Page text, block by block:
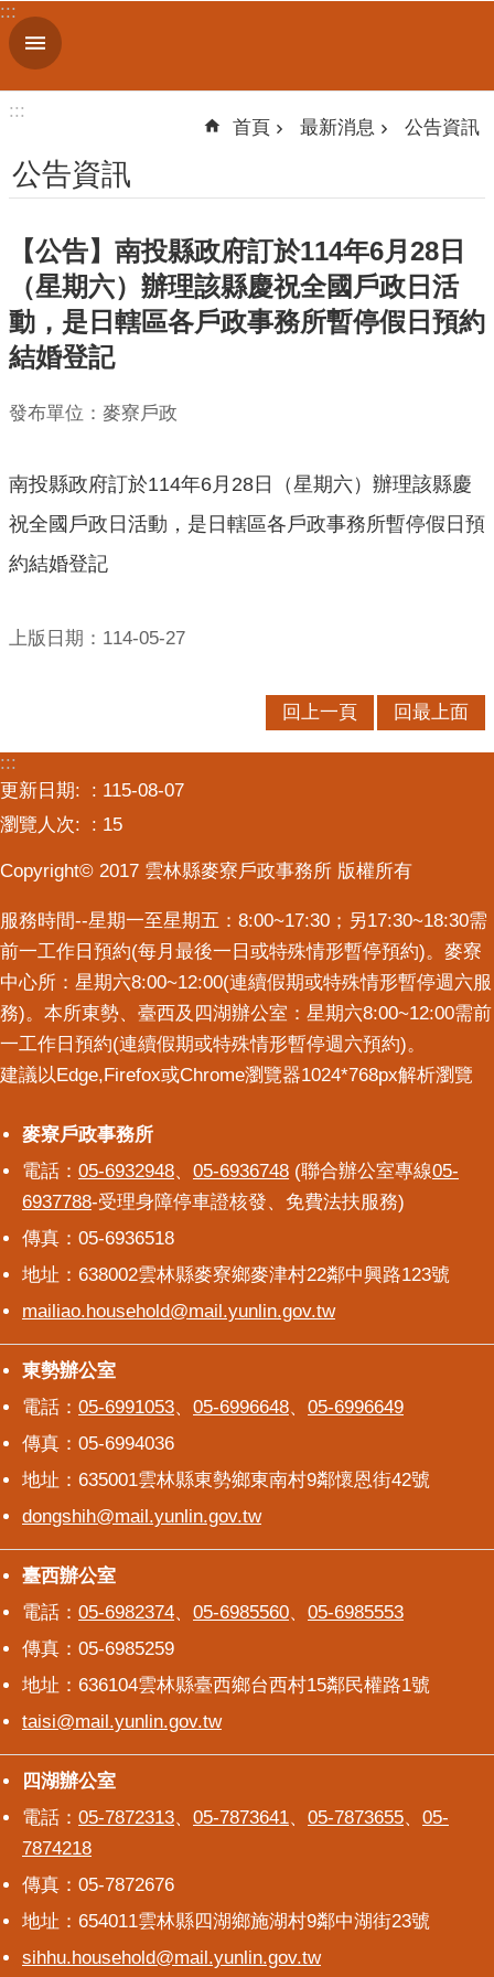
跳到主要內容區塊
進
階
關
簡
介
便
服
人
統
計
新
題
專
開
資
訊
民
交
流
關
連
結
:::
:::
首頁 最新消息 公告資訊
公告資訊
【公告】南投縣政府訂於114年6月28日
（星期六）辦理該縣慶祝全國戶政日活
動，是日轄區各戶政事務所暫停假日預約
結婚登記
發布單位：麥寮戶政
南投縣政府訂於114年6月28日（星期六）辦理該縣慶
祝全國戶政日活動，是日轄區各戶政事務所暫停假日預
約結婚登記
上版日期：114-05-27
回上一頁 回最上面
:::
更新日期:
115-08-07
瀏覽人次:
15
Copyright© 2017 雲林縣麥寮戶政事務所 版權所有
服務時間--星期一至星期五：8:00~17:30；另17:30~18:30需
前一工作日預約(每月最後一日或特殊情形暫停預約)。麥寮
中心所：星期六8:00~12:00(連續假期或特殊情形暫停週六服
務)。本所東勢、臺西及四湖辦公室：星期六8:00~12:00需前
一工作日預約(連續假期或特殊情形暫停週六預約)。
建議以Edge,Firefox或Chrome瀏覽器1024*768px解析瀏覽
麥寮戶政事務所
麥寮戶政事務所
電話： 05-6932948、 05-6936748 (聯合辦公室專線05-
6937788-受理身障停車證核發、免費法扶服務)
傳真：05-6936518
地址：638002雲林縣麥寮鄉麥津村22鄰中興路123號
mailiao.household@mail.yunlin.gov.tw
東勢辦公室
東勢辦公室
電話： 05-6991053、 05-6996648、 05-6996649
傳真：05-6994036
地址：635001雲林縣東勢鄉東南村9鄰懷恩街42號
dongshih@mail.yunlin.gov.tw
臺西辦公室
臺西辦公室
電話： 05-6982374、 05-6985560、 05-6985553
傳真：05-6985259
地址：636104雲林縣臺西鄉台西村15鄰民權路1號
taisi@mail.yunlin.gov.tw
四湖辦公室
四湖辦公室
電話： 05-7872313、 05-7873641、 05-7873655、 05-
7874218
傳真：05-7872676
地址：654011雲林縣四湖鄉施湖村9鄰中湖街23號
sihhu.household@mail.yunlin.gov.tw